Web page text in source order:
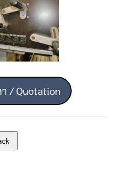
/ Quotation